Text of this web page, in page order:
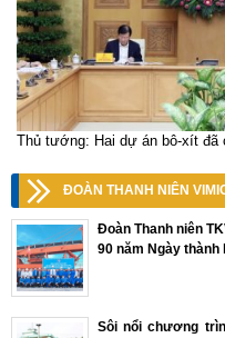
Thủ tướng: Hai dự án bô-xít đã
ĐOÀN THANH NIÊN
Đoàn Thanh niên
90 năm Ngày thành
Sôi nổi chương